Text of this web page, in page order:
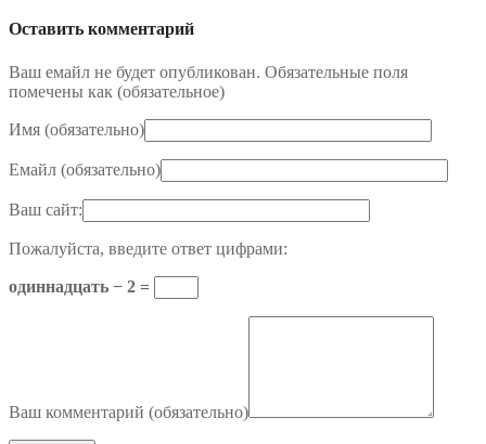
Оставить комментарий
Ваш емайл не будет опубликован. Обязательные поля
помечены как (обязательное)
Имя (обязательно)
Емайл (обязательно)
Ваш сайт:
Пожалуйста, введите ответ цифрами:
одиннадцать − 2 =
Ваш комментарий (обязательно)